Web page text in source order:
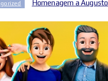
Nardes destaca